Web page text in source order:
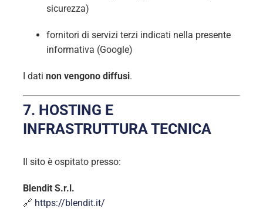
sicurezza)
fornitori di servizi terzi indicati nella presente
informativa (Google)
I dati non vengono diffusi.
7. HOSTING E
INFRASTRUTTURA TECNICA
Il sito è ospitato presso:
Blendit S.r.l.
🔗 https://blendit.it/